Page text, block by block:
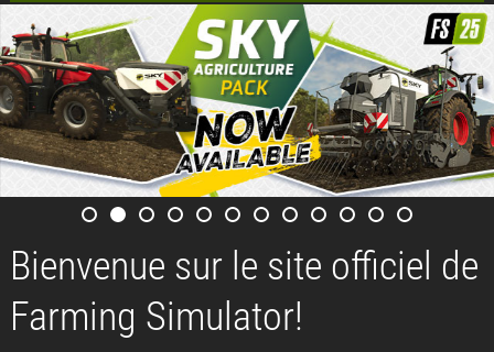
Bienvenue sur le site officiel de
Farming Simulator!